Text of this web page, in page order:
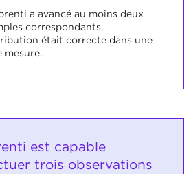
a avancé au moins deux
correspondants.
était correcte dans une
mesure.
est capable
trois observations